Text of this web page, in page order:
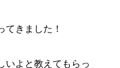
きました！
いよと教えてもらっ